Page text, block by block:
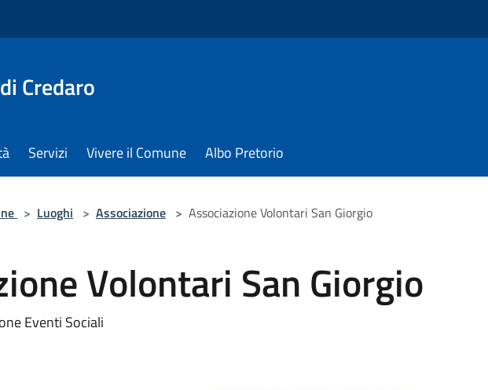
Credaro
Servizi Vivere il Comune Albo Pretorio
> Luoghi > Associazione > Associazione Volontari San Giorgio
Volontari San Giorgio
Eventi Sociali